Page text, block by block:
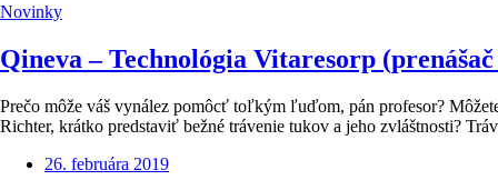
Novinky
Qineva – Technológia Vitaresorp
Prečo môže váš vynález pomôcť toľkým ľuďom, pán profesor?
Richter, krátko predstaviť bežné trávenie tukov a jeho zvláštnosti?
26. februára 2019